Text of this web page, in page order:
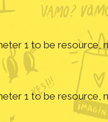
1 to be resource,
1 to be resource,